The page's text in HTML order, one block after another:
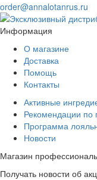
order@annalotanrus.ru
Информация
О магазине
Доставка
Помощь
Контакты
Активные
Рекомендации
Программа
Новости
Магазин
Получать новости об